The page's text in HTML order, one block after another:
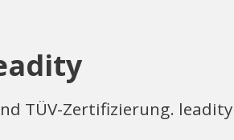
TÜV-Zertifizierung.